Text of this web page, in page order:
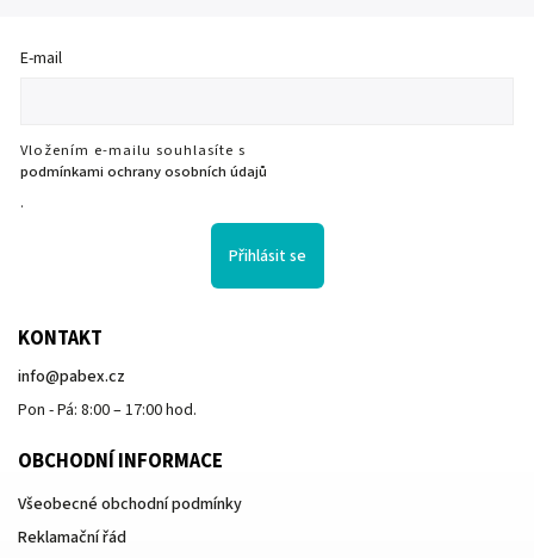
E-mail
Vložením e-mailu souhlasíte s
podmínkami ochrany osobních údajů
.
Přihlásit se
KONTAKT
info@pabex.cz
Pon - Pá: 8:00 – 17:00 hod.
OBCHODNÍ INFORMACE
Všeobecné obchodní podmínky
Reklamační řád